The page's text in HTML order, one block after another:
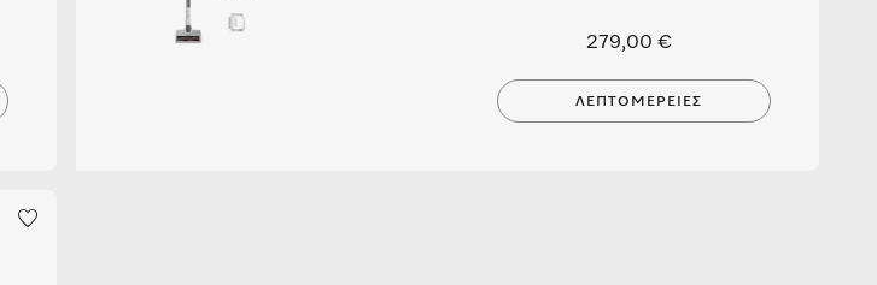
279,00 €
ΛΕΠΤΟΜΈΡΕΙΕΣ